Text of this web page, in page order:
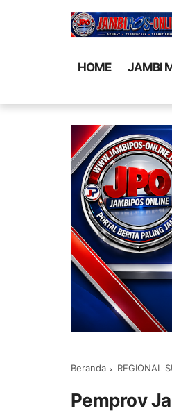
HOME JAMBI
Beranda REGIONAL
Pemprov